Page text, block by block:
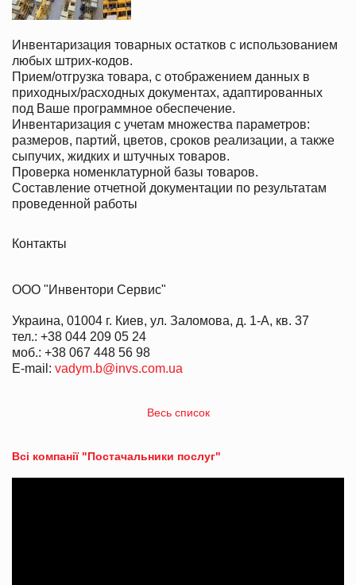
Инвентаризация товарных остатков с использованием
любых штрих-кодов.
Прием/отгрузка товара, с отображением данных в
приходных/расходных документах, адаптированных
под Ваше программное обеспечение.
Инвентаризация с учетам множества параметров:
размеров, партий, цветов, сроков реализации, а также
сыпучих, жидких и штучных товаров.
Проверка номенклатурной базы товаров.
Составление отчетной документации по результатам
проведенной работы
Контакты
ООО "Инвентори Сервис"
Украина, 01004 г. Киев, ул. Заломова, д. 1-А, кв. 37
тел.: +38 044 209 05 24
моб.: +38 067 448 56 98
E-mail: vadym.b@invs.com.ua
Весь список
Всі компанії "Постачальники послуг"